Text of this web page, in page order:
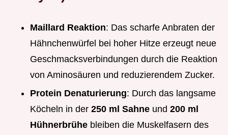
Maillard Reaktion: Das scharfe Anbraten der
Hähnchenwürfel bei hoher Hitze erzeugt neue
Geschmacksverbindungen durch die Reaktion
von Aminosäuren und reduzierendem Zucker.
Protein Denaturierung: Durch das langsame
Köcheln in der 250 ml Sahne und 200 ml
Hühnerbrühe bleiben die Muskelfasern des